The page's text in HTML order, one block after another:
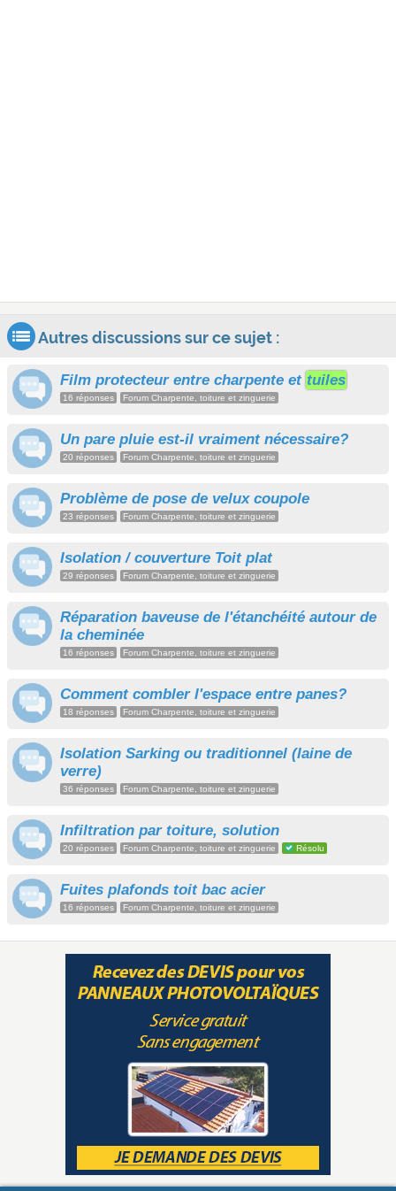
Autres discussions sur ce sujet :
Film protecteur entre charpente et tuiles
16 réponses Forum Charpente, toiture et zinguerie
Un pare pluie est-il vraiment nécessaire?
20 réponses Forum Charpente, toiture et zinguerie
Problème de pose de velux coupole
23 réponses Forum Charpente, toiture et zinguerie
Isolation / couverture Toit plat
29 réponses Forum Charpente, toiture et zinguerie
Réparation baveuse de l'étanchéité autour de
la cheminée
16 réponses Forum Charpente, toiture et zinguerie
Comment combler l'espace entre panes?
18 réponses Forum Charpente, toiture et zinguerie
Isolation Sarking ou traditionnel (laine de
verre)
36 réponses Forum Charpente, toiture et zinguerie
Infiltration par toiture, solution
20 réponses Forum Charpente, toiture et zinguerie Résolu
Fuites plafonds toit bac acier
16 réponses Forum Charpente, toiture et zinguerie